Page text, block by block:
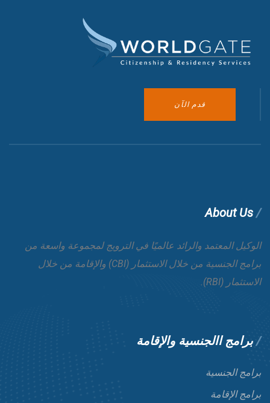
قدم الآن
About Us
الوكيل المعتمد والرائد عالميًا في الترويج لمجموعة واسعة من
برامج الجنسية من خلال الاستثمار (CBI)
والإقامة من خلال
الاستثمار (RBI).
برامج االجنسية والإقامة
برامج الجنسية
برامج الإقامة